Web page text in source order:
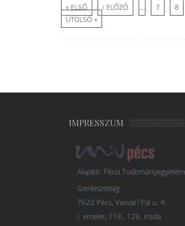
Oldalak
« ELSŐ ‹ ELŐZŐ … 7 8
UTOLSÓ »
IMPRESSZUM
Alapító: Pécsi Tudományegyetem
Szerkesztőség
7622 Pécs, Vasvári Pál u. 4.
I. emelet, 118., 126. iroda